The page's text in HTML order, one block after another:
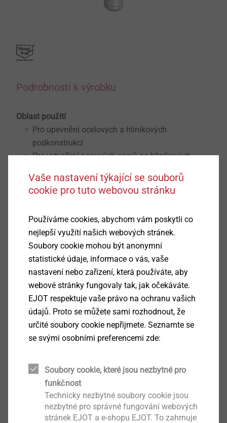
Podrobnosti k výrobku
Oblast použití
Pro upevnění ocelových a hliníkových
podkonstrukcí
Pro vytvoření posuvých spojů na hliníkových
Vlastnosti
Pouzdro nýtu z hliníku (Al)
Trn zajištěn proti vypadnutí
Velká hlava
Otevřený nýt
ETA-22/0641
Ke stažení
Čeština
ETA-22/0641 trhací nýty.pdf 962 KB
Produktový list.pdf 248 KB
Angličtina
Němčina
Vaše nastavení týkající se souborů
cookie pro tuto webovou stránku
Používáme cookies, abychom vám poskytli co
nejlepší využití našich webových stránek.
Soubory cookie mohou být anonymní
statistické údaje, informace o vás, vaše
nastavení nebo zařízení, která používáte, aby
webové stránky fungovaly tak, jak očekáváte.
EJOT respektuje vaše právo na ochranu vašich
údajů. Proto se můžete sami rozhodnout, že
určité soubory cookie nepřijmete. Seznamte se
se svými osobními preferencemi zde:
Soubory cookie, které jsou nezbytné pro
funkčnost
Technicky nezbytné soubory cookie jsou
nezbytné pro správné fungování webových
stránek EJOT a e-shopu EJOT. To zahrnuje